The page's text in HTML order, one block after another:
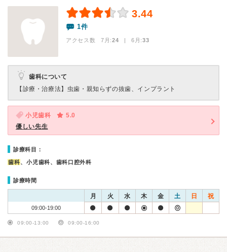
3.44
1件
アクセス数 7月:24 | 6月:33
歯科について
【診療・治療法】 虫歯・親知らずの抜歯、インプラント
小児歯科
5.0
優しい先生
診療科目：
歯科、小児歯科、歯科口腔外科
診療時間
月 火 水 木 金 土 日 祝
09:00-19:00
09:00-13:00 09:00-16:00